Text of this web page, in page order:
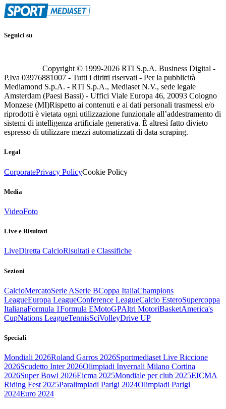
Seguici su
Copyright © 1999-2026 RTI S.p.A. Business Digital -
P.Iva 03976881007 - Tutti i diritti riservati - Per la pubblicità
Mediamond S.p.A. - RTI S.p.A., Mediaset N.V., sede legale
Amsterdam (Paesi Bassi) - Uffici Viale Europa 46, 20093 Cologno
Monzese (MI)Rispetto ai contenuti e ai dati personali trasmessi e/o
riprodotti è vietata ogni utilizzazione funzionale all’addestramento di
sistemi di intelligenza artificiale generativa. È altresì fatto divieto
espresso di utilizzare mezzi automatizzati di data scraping.
Legal
CorporatePrivacy PolicyCookie Policy
Media
VideoFoto
Live e Risultati
LiveDiretta CalcioRisultati e Classifiche
Sezioni
CalcioMercatoSerie ASerie BCoppa ItaliaChampions
LeagueEuropa LeagueConference LeagueCalcio EsteroSupercoppa
ItalianaFormula 1Formula EMotoGPAltri MotoriBasketAmerica's
CupNations LeagueTennisSciVolleyDrive UP
Speciali
Mondiali 2026Roland Garros 2026Sportmediaset Live Riccione
2026Scudetto Inter 2026Olimpiadi Invernali Milano Cortina
2026Super Bowl 2026Eicma 2025Mondiale per club 2025EICMA
Riding Fest 2025Paralimpiadi Parigi 2024Olimpiadi Parigi
2024Euro 2024